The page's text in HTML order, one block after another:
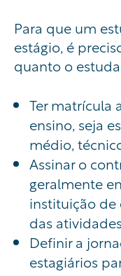
Para que um
estágio, é
quanto o
Ter matrícula
ensino, seja
médio,
Assinar o
geralmente
instituição de
das
Definir a
estagiários